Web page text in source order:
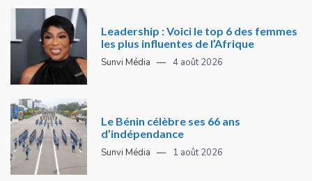
Leadership : Voici le top 6 des femmes
les plus influentes de l’Afrique
Sunvi Média 4 août 2026
Le Bénin célèbre ses 66 ans
d’indépendance
Sunvi Média 1 août 2026